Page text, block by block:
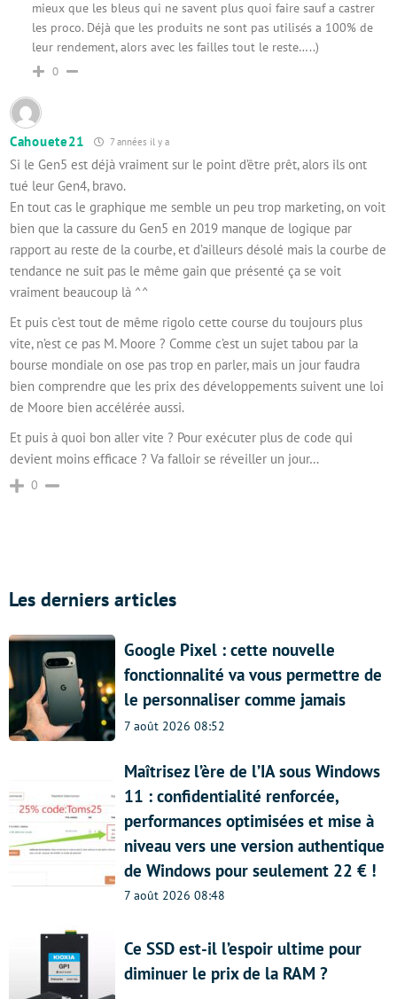
mieux que les bleus qui ne savent plus quoi faire sauf a castrer
les proco. Déjà que les produits ne sont pas utilisés a 100% de
leur rendement, alors avec les failles tout le reste…..)
0
Cahouete21 7 années il y a
Si le Gen5 est déjà vraiment sur le point d’être prêt, alors ils ont
tué leur Gen4, bravo.
En tout cas le graphique me semble un peu trop marketing, on voit
bien que la cassure du Gen5 en 2019 manque de logique par
rapport au reste de la courbe, et d’ailleurs désolé mais la courbe de
tendance ne suit pas le même gain que présenté ça se voit
vraiment beaucoup là ^^
Et puis c’est tout de même rigolo cette course du toujours plus
vite, n’est ce pas M. Moore ? Comme c’est un sujet tabou par la
bourse mondiale on ose pas trop en parler, mais un jour faudra
bien comprendre que les prix des développements suivent une loi
de Moore bien accélérée aussi.
Et puis à quoi bon aller vite ? Pour exécuter plus de code qui
devient moins efficace ? Va falloir se réveiller un jour…
0
Les derniers articles
Google Pixel : cette nouvelle
fonctionnalité va vous permettre de
le personnaliser comme jamais
7 août 2026 08:52
Maîtrisez l’ère de l’IA sous Windows
11 : confidentialité renforcée,
performances optimisées et mise à
niveau vers une version authentique
de Windows pour seulement 22 € !
7 août 2026 08:48
Ce SSD est-il l’espoir ultime pour
diminuer le prix de la RAM ?